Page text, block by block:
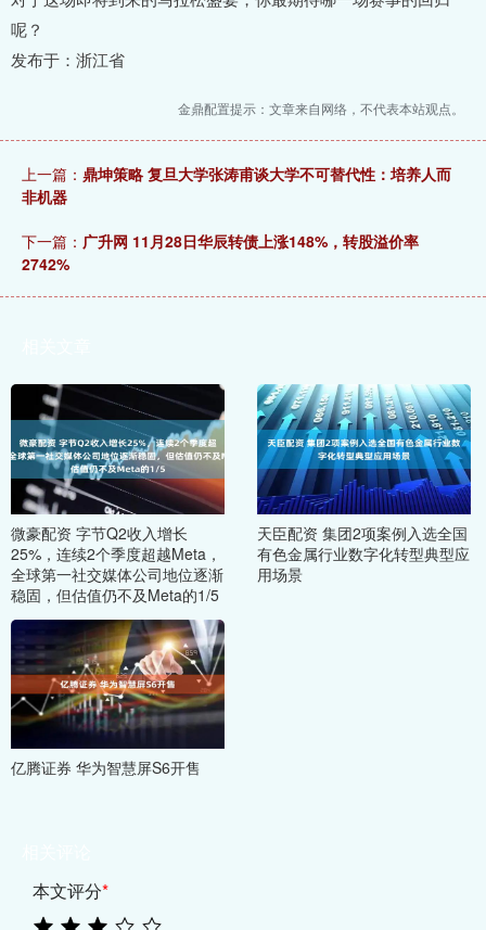
呢？
发布于：浙江省
金鼎配置提示：文章来自网络，不代表本站观点。
上一篇： 鼎坤策略 复旦大学张涛甫谈大学不可替代性：培养人而
非机器
下一篇： 广升网 11月28日华辰转债上涨148%，转股溢价率
2742%
微豪配资 字节Q2收入增长
25%，连续2个季度超越Meta，
全球第一社交媒体公司地位逐渐
稳固，但估值仍不及Meta的1/5
天臣配资 集团2项案例入选全国
有色金属行业数字化转型典型应
用场景
亿腾证券 华为智慧屏S6开售
本文评分*